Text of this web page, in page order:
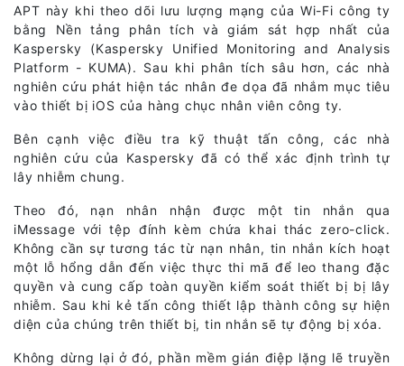
APT này khi theo dõi lưu lượng mạng của Wi-Fi công ty
bằng Nền tảng phân tích và giám sát hợp nhất của
Kaspersky (Kaspersky Unified Monitoring and Analysis
Platform - KUMA). Sau khi phân tích sâu hơn, các nhà
nghiên cứu phát hiện tác nhân đe dọa đã nhắm mục tiêu
vào thiết bị iOS của hàng chục nhân viên công ty.
Bên cạnh việc điều tra kỹ thuật tấn công, các nhà
nghiên cứu của Kaspersky đã có thể xác định trình tự
lây nhiễm chung.
Theo đó, nạn nhân nhận được một tin nhắn qua
iMessage với tệp đính kèm chứa khai thác zero-click.
Không cần sự tương tác từ nạn nhân, tin nhắn kích hoạt
một lỗ hổng dẫn đến việc thực thi mã để leo thang đặc
quyền và cung cấp toàn quyền kiểm soát thiết bị bị lây
nhiễm. Sau khi kẻ tấn công thiết lập thành công sự hiện
diện của chúng trên thiết bị, tin nhắn sẽ tự động bị xóa.
Không dừng lại ở đó, phần mềm gián điệp lặng lẽ truyền